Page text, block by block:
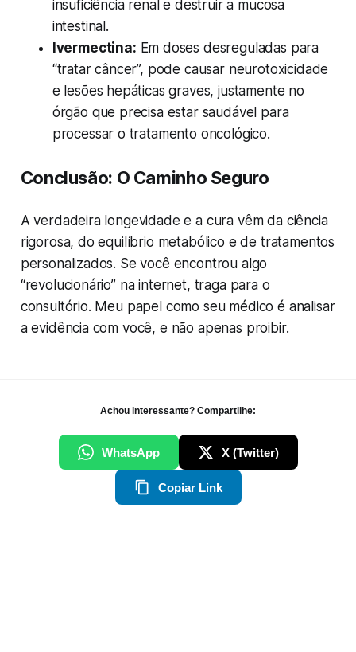
insuficiência renal e destruir a mucosa
intestinal.
Ivermectina: Em doses desreguladas para
“tratar câncer”, pode causar neurotoxicidade
e lesões hepáticas graves, justamente no
órgão que precisa estar saudável para
processar o tratamento oncológico.
Conclusão: O Caminho Seguro
A verdadeira longevidade e a cura vêm da ciência
rigorosa, do equilíbrio metabólico e de tratamentos
personalizados. Se você encontrou algo
“revolucionário” na internet, traga para o
consultório. Meu papel como seu médico é analisar
a evidência com você, e não apenas proibir.
Achou interessante? Compartilhe:
WhatsApp X (Twitter)
Copiar Link